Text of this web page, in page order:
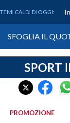
CRONACA
CAGLIARI
SULCIS IGLESIENTE
TEMI CALDI DI OGGI:
SFOGLIA IL
SPORT
PROMOZIONE